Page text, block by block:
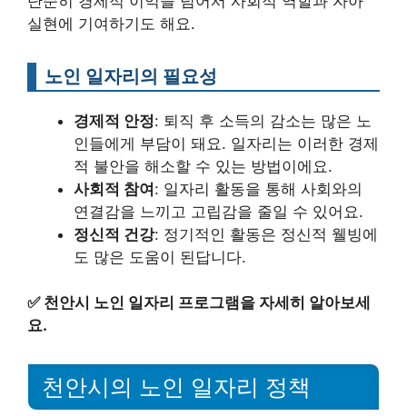
실현에 기여하기도 해요.
노인 일자리의 필요성
경제적 안정: 퇴직 후 소득의 감소는 많은 노
인들에게 부담이 돼요. 일자리는 이러한 경제
적 불안을 해소할 수 있는 방법이에요.
사회적 참여: 일자리 활동을 통해 사회와의
연결감을 느끼고 고립감을 줄일 수 있어요.
정신적 건강: 정기적인 활동은 정신적 웰빙에
도 많은 도움이 된답니다.
✅ 천안시 노인 일자리 프로그램을 자세히 알아보세
요.
천안시의 노인 일자리 정책